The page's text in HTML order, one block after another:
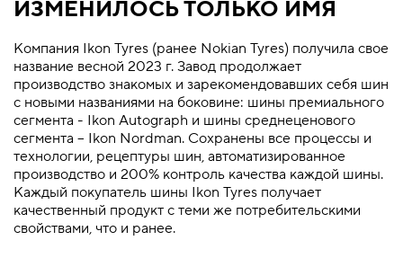
ИЗМЕНИЛОСЬ ТОЛЬКО ИМЯ
Компания Ikon Tyres (ранее Nokian Tyres) получила свое
название весной 2023 г. Завод продолжает
производство знакомых и зарекомендовавших себя шин
с новыми названиями на боковине: шины премиального
сегмента - Ikon Autograph и шины среднеценового
сегмента – Ikon Nordman. Сохранены все процессы и
технологии, рецептуры шин, автоматизированное
производство и 200% контроль качества каждой шины.
Каждый покупатель шины Ikon Tyres получает
качественный продукт с теми же потребительскими
свойствами, что и ранее.